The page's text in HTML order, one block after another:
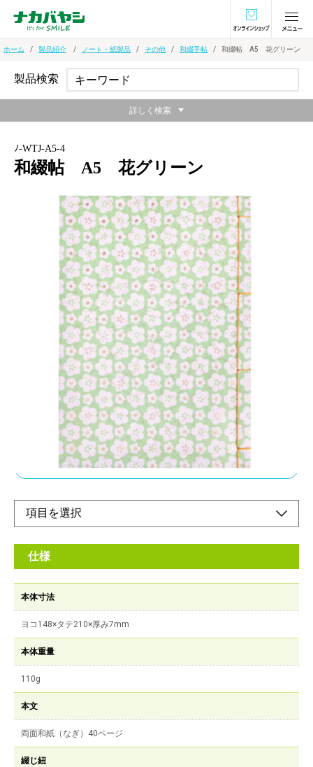
オンラインショ
ホーム 製品紹介 ノート・紙製品 その他 和綴手帖 和綴帖 A5 花グリーン
ﾉ-WTJ-A5-4
和綴帖 A5 花グリーン
日本製・国内で手作り伝統的な和綴じ本のポイン
トを押さえながら、実用的な仕様
メーカー希望小売価格：
+ 税
迫力ある意匠の友禅染の和紙を使用。筆記に適した両面和紙を使
用。書きやすい、にじみにくい※和紙の為、若干の裏表は出ま
す。角布の付いた本格的な作り
オンラインショップ
仕様
本体寸法
ヨコ148×タテ210×厚み7mm
本体重量
110g
本文
両面和紙（なぎ）40ページ
綴じ紐
製品検索
詳しく検索